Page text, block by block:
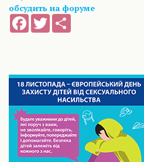
обсудить на форуме
FacebookTwitter